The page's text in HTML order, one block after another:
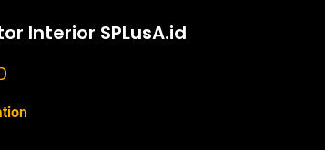
Interior SPLusA.id